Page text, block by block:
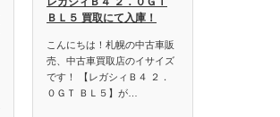
ＢＬ５ 買取にて入庫！
こんにちは！札幌の中古車販
売、中古車買取店のイサイズ
です！ 【レガシィＢ４ ２．
０ＧＴ ＢＬ５】が…